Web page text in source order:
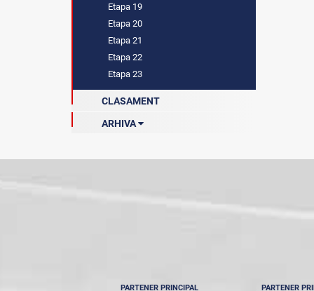
Etapa 19
Etapa 20
Etapa 21
Etapa 22
Etapa 23
CLASAMENT
ARHIVA
PARTENER PRINCIPAL PARTENER